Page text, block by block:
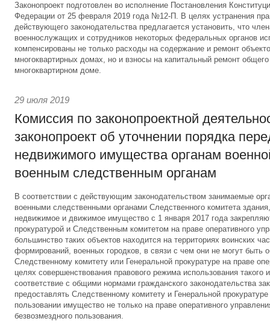
Законопроект подготовлен во исполнение Постановления
Федерации от 25 февраля 2019 года №12-П. В целях устранения
действующего законодательства предлагается установить, что
военнослужащих и сотрудников некоторых федеральных органов
компенсированы не только расходы на содержание и ремонт
многоквартирных домах, но и взносы на капитальный ремонт
многоквартирном доме.
29 июля 2019
Комиссия по законопроектной
законопроект об уточнении порядка
недвижимого имущества органам
военным следственным органам
В соответствии с действующим законодательством занимаемые
военными следственными органами Следственного комитета
недвижимое и движимое имущество с 1 января 2017 года
прокуратурой и Следственным комитетом на праве оперативного
большинство таких объектов находится на территориях воинских
формирований, военных городков, в связи с чем они не могут быть
Следственному комитету или Генеральной прокуратуре на праве
целях совершенствования правового режима использования такого
соответствие с общими нормами гражданского законодательства
предоставлять Следственному комитету и Генеральной
пользовании имущество не только на праве оперативного
безвозмездного пользования.